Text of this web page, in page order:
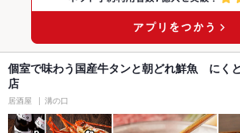
個室で味わう国産牛タンと朝どれ鮮魚 にく
店
居酒屋 溝の口